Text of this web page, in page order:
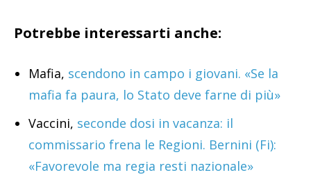
Potrebbe interessarti anche:
Mafia, scendono in campo i giovani. «Se la
mafia fa paura, lo Stato deve farne di più»
Vaccini, seconde dosi in vacanza: il
commissario frena le Regioni. Bernini (Fi):
«Favorevole ma regia resti nazionale»